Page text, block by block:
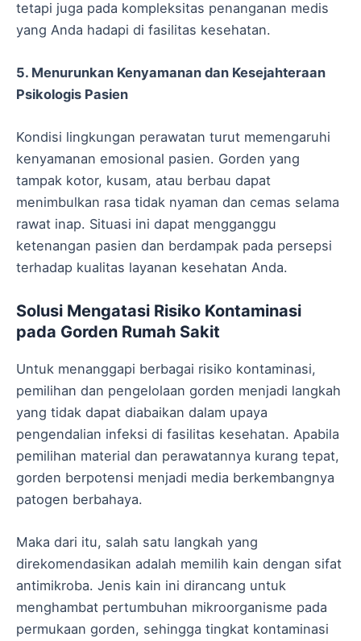
tetapi juga pada kompleksitas penanganan medis
yang Anda hadapi di fasilitas kesehatan.
5. Menurunkan Kenyamanan dan Kesejahteraan
Psikologis Pasien
Kondisi lingkungan perawatan turut memengaruhi
kenyamanan emosional pasien. Gorden yang
tampak kotor, kusam, atau berbau dapat
menimbulkan rasa tidak nyaman dan cemas selama
rawat inap. Situasi ini dapat mengganggu
ketenangan pasien dan berdampak pada persepsi
terhadap kualitas layanan kesehatan Anda.
Solusi Mengatasi Risiko Kontaminasi
pada Gorden Rumah Sakit
Untuk menanggapi berbagai risiko kontaminasi,
pemilihan dan pengelolaan gorden menjadi langkah
yang tidak dapat diabaikan dalam upaya
pengendalian infeksi di fasilitas kesehatan. Apabila
pemilihan material dan perawatannya kurang tepat,
gorden berpotensi menjadi media berkembangnya
patogen berbahaya.
Maka dari itu, salah satu langkah yang
direkomendasikan adalah memilih kain dengan sifat
antimikroba. Jenis kain ini dirancang untuk
menghambat pertumbuhan mikroorganisme pada
permukaan gorden, sehingga tingkat kontaminasi